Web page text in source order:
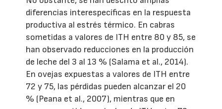
diferencias interespecíficas en la respuesta
productiva al estrés térmico. En cabras
sometidas a valores de ITH entre 80 y 85, se
han observado reducciones en la producción
de leche del 3 al 13 % (Salama et al., 2014).
En ovejas expuestas a valores de ITH entre
72 y 75, las pérdidas pueden alcanzar el 20
% (Peana et al., 2007), mientras que en